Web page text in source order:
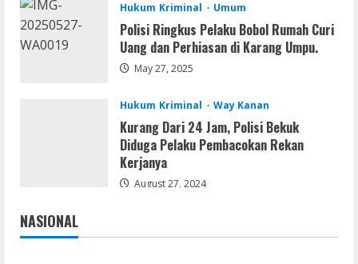
Umum
Hasil Tes Urine Positif Sabu, Dua
Pemuda Asal Umpu Semenguk
Diamankan Polres Way Kanan
August 10, 2026
Umum
Dugaan Tambang dan Stockpile Ilegal di
Desa Lengot OKU Timur; BPAN Way
Kanan Desak APH Tindak Tegas Sesuai
Hukum Kriminal Umum
Polisi Ringkus Pelaku Bobol Rumah Curi
Uang dan Perhiasan di Karang Umpu.
May 27, 2025
Hukum Kriminal Way Kanan
Kurang Dari 24 Jam, Polisi Bekuk
Diduga Pelaku Pembacokan Rekan
Kerjanya
August 27, 2024
NASIONAL
Jakarta